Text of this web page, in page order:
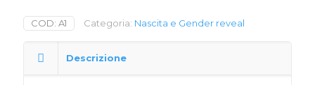
COD: A1 Categoria: Nascita e Gender reveal
Descrizione